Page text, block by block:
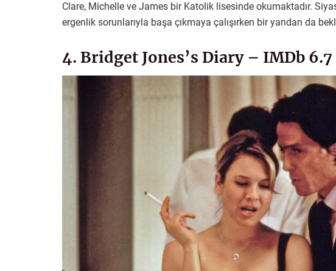
Clare, Michelle ve James bir Katolik lisesinde okumaktadır.
ergenlik sorunlarıyla başa çıkmaya çalışırken bir yandan da
4. Bridget Jones’s Diary – IMDb 6.7